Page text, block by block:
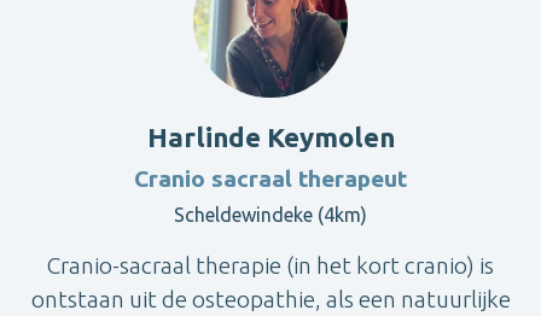
Harlinde Keymolen
Cranio sacraal therapeut
Scheldewindeke (4km)
Cranio-sacraal therapie (in het kort cranio) is
ontstaan uit de osteopathie, als een natuurlijke